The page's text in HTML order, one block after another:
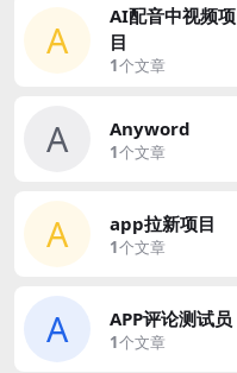
A
AI配音中视频项
目
1个文章
A Anyword
1个文章
A app拉新项目
1个文章
A APP评论测试员
1个文章